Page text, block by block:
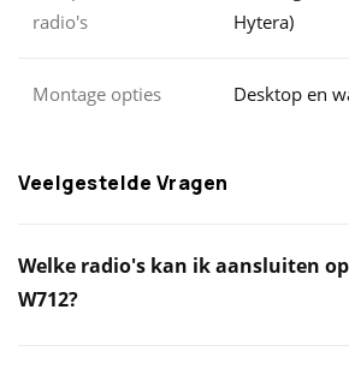
radio's
Hytera)
Montage opties Desktop en
Veelgestelde Vragen
Welke radio's kan ik aansluiten
W712?